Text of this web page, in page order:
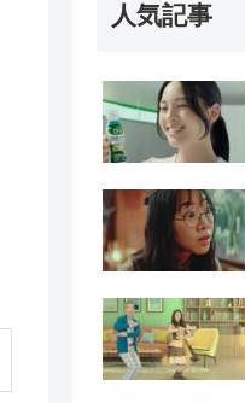
人気記事